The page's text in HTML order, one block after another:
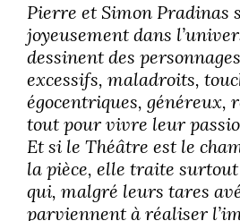
Pierre et Simon Pradinas
joyeusement dans
dessinent des
excessifs, maladroits,
égocentriques, généreux,
tout pour vivre leur
Et si le Théâtre est le
la pièce, elle traite surtout
qui, malgré leurs tares
parviennent à réaliser